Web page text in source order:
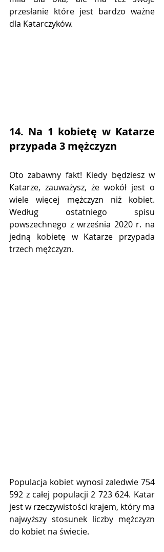
przesłanie które jest bardzo ważne
dla Katarczyków.
14. Na 1 kobietę w Katarze
przypada 3 mężczyzn
Oto zabawny fakt! Kiedy będziesz w
Katarze, zauważysz, że wokół jest o
wiele więcej mężczyzn niż kobiet.
Według ostatniego spisu
powszechnego z września 2020 r. na
jedną kobietę w Katarze przypada
trzech mężczyzn.
Populacja kobiet wynosi zaledwie 754
592 z całej populacji 2 723 624. Katar
jest w rzeczywistości krajem, który ma
najwyższy stosunek liczby mężczyzn
do kobiet na świecie.